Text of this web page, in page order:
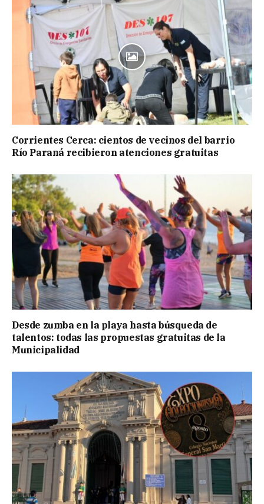
Corrientes Cerca: cientos de vecinos del barrio
Río Paraná recibieron atenciones gratuitas
Desde zumba en la playa hasta búsqueda de
talentos: todas las propuestas gratuitas de la
Municipalidad